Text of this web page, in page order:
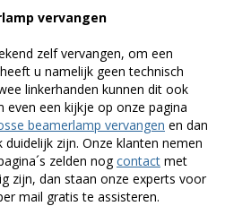
vervangen
zelf vervangen, om een
u namelijk geen technisch
linkerhanden kunnen dit ook
even een kijkje op onze pagina
beamerlamp vervangen en dan
zijn. Onze klanten nemen
zelden nogcontact met
zijn, dan staan onze experts voor
mail gratis te assisteren.